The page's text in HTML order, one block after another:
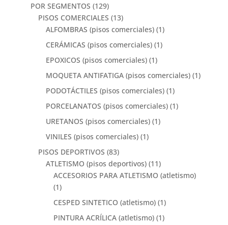
POR SEGMENTOS (129)
PISOS COMERCIALES (13)
ALFOMBRAS (pisos comerciales) (1)
CERÁMICAS (pisos comerciales) (1)
EPOXICOS (pisos comerciales) (1)
MOQUETA ANTIFATIGA (pisos comerciales) (1)
PODOTÁCTILES (pisos comerciales) (1)
PORCELANATOS (pisos comerciales) (1)
URETANOS (pisos comerciales) (1)
VINILES (pisos comerciales) (1)
PISOS DEPORTIVOS (83)
ATLETISMO (pisos deportivos) (11)
ACCESORIOS PARA ATLETISMO (atletismo)
(1)
CESPED SINTETICO (atletismo) (1)
PINTURA ACRÍLICA (atletismo) (1)